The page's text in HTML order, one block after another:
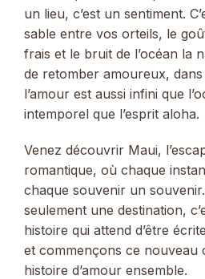
un lieu, c’est un sentiment.
sable entre vos orteils, le
frais et le bruit de l’océan la
de retomber amoureux,
l’amour est aussi infini que
intemporel que l’esprit aloha.
Venez découvrir Maui,
romantique, où chaque
chaque souvenir un
seulement une destination,
histoire qui attend d’être
et commençons ce nouveau
histoire d’amour ensemble.